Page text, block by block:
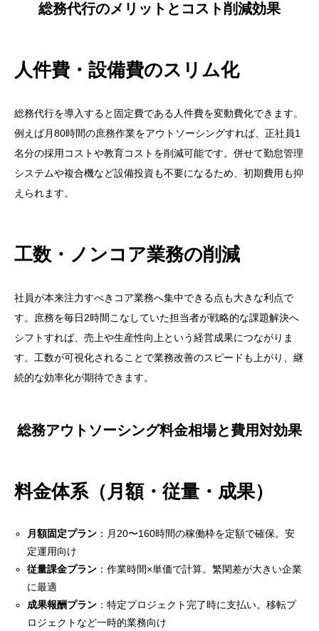
総務代行のメリットとコスト削減効果
人件費・設備費のスリム化
総務代行を導入すると固定費である人件費を変動費化できます。
例えば月80時間の庶務作業をアウトソーシングすれば、正社員1
名分の採用コストや教育コストを削減可能です。併せて勤怠管理
システムや複合機など設備投資も不要になるため、初期費用も抑
えられます。
工数・ノンコア業務の削減
社員が本来注力すべきコア業務へ集中できる点も大きな利点で
す。庶務を毎日2時間こなしていた担当者が戦略的な課題解決へ
シフトすれば、売上や生産性向上という経営成果につながりま
す。工数が可視化されることで業務改善のスピードも上がり、継
続的な効率化が期待できます。
総務アウトソーシング料金相場と費用対効果
料金体系（月額・従量・成果）
月額固定プラン ：月20〜160時間の稼働枠を定額で確保。安
定運用向け
従量課金プラン ：作業時間×単価で計算。繁閑差が大きい企業
に最適
成果報酬プラン ：特定プロジェクト完了時に支払い。移転プ
ロジェクトなど一時的業務向け